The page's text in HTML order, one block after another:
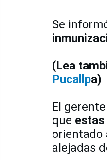
Se
(Lea
Pucallpa)
El
que estas
orientado
alejadas